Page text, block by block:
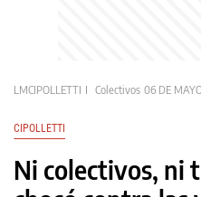
LMCIPOLLETTI Colectivos 06 DE
CIPOLLETTI
Ni colectivos, ni